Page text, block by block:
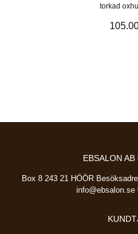
torkad
EBSALON
Box 8 243 21 HÖÖR
info@ebsalon.se